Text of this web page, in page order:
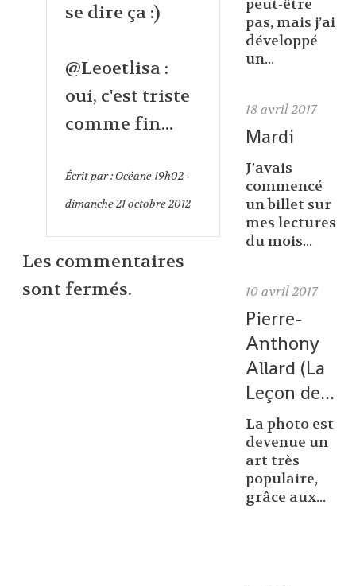
se dire ça :)
@Leoetlisa :
oui, c'est triste
comme fin...
Écrit par :Océane 19h02-
dimanche 21octobre 2012
Les commentaires
sont fermés.
peut-être
pas, mais j’ai
développé
un...
18 avril 2017
Mardi
J’avais
commencé
un billet sur
mes lectures
du mois...
10 avril 2017
Pierre-
Anthony
Allard (La
Leçon de...
La photo est
devenue un
art très
populaire,
grâce aux...